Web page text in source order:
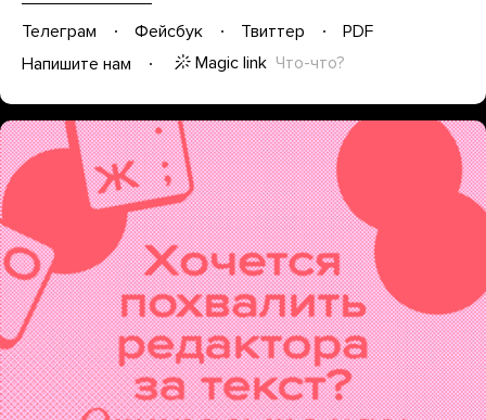
Телеграм Фейсбук Твиттер
PDF
Напишите нам
Magic link Что-что?